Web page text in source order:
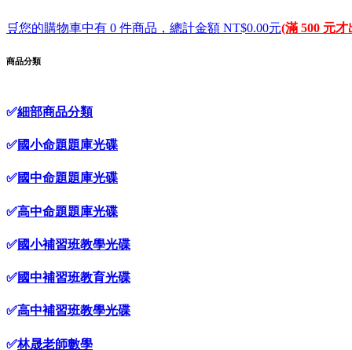
🛒您的購物車中有 0 件商品，總計金額 NT$0.00元(滿 500 元才
商品分類
✅細部商品分類
✅國小命題題庫光碟
✅國中命題題庫光碟
✅高中命題題庫光碟
✅國小補習班教學光碟
✅國中補習班教育光碟
✅高中補習班教學光碟
✅林晟老師數學